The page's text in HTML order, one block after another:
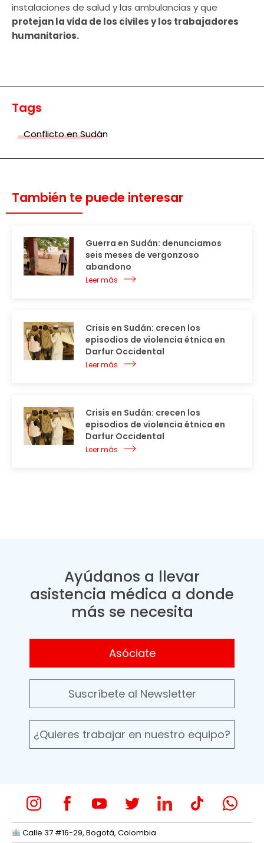
instalaciones de salud y las ambulancias y que
protejan la vida de los civiles y los trabajadores
humanitarios.
Tags
Conflicto en Sudán
También te puede interesar
Guerra en Sudán: denunciamos
seis meses de vergonzoso
abandono
Leer más
Crisis en Sudán: crecen los
episodios de violencia étnica en
Darfur Occidental
Leer más
Crisis en Sudán: crecen los
episodios de violencia étnica en
Darfur Occidental
Leer más
Ayúdanos a llevar
asistencia médica a donde
más se necesita
Asóciate
Suscríbete al Newsletter
¿Quieres trabajar en nuestro equipo?
Calle 37 #16-29, Bogotá, Colombia